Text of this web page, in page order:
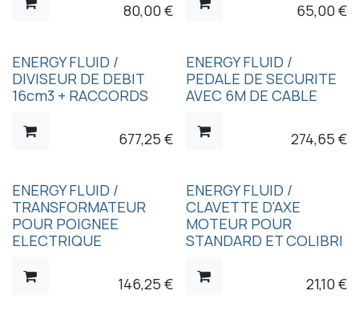
80,00€ 65,00€
ENERGY FLUID /
DIVISEUR DE DEBIT
16cm3 + RACCORDS
677,25 €
ENERGY FLUID /
PEDALE DE SECURITE
AVEC 6M DE CABLE
274,65 €
ENERGY FLUID /
TRANSFORMATEUR
POUR POIGNEE
ELECTRIQUE
146,25 €
ENERGY FLUID /
CLAVETTE D'AXE
MOTEUR POUR
STANDARD ET COLIBRI
21,10€